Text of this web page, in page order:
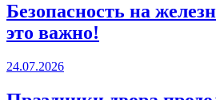
Безопасность на
это важно!
24.07.2026